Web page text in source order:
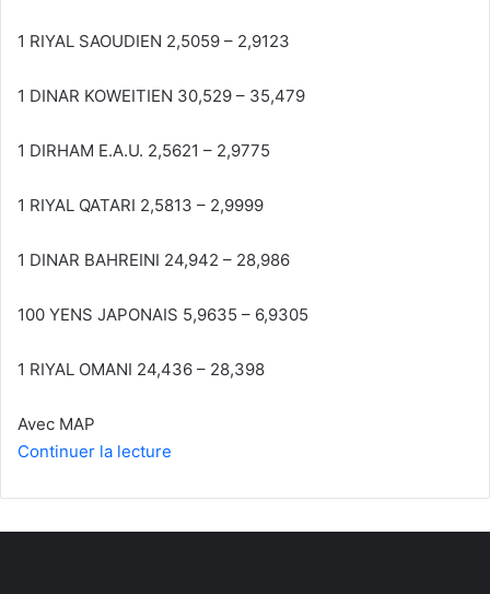
1 RIYAL SAOUDIEN 2,5059 – 2,9123
1 DINAR KOWEITIEN 30,529 – 35,479
1 DIRHAM E.A.U. 2,5621 – 2,9775
1 RIYAL QATARI 2,5813 – 2,9999
1 DINAR BAHREINI 24,942 – 28,986
100 YENS JAPONAIS 5,9635 – 6,9305
1 RIYAL OMANI 24,436 – 28,398
Avec MAP
Continuer la lecture